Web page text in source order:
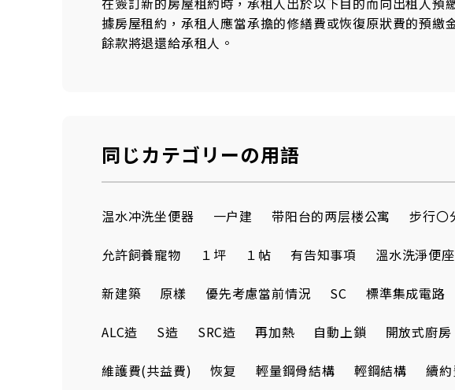
據房屋租約，承租人應當承擔的修繕費或恢復原狀費的預
餘款將退還給承租人。
同じカテゴリーの用語
温水冲洗坐便器 一户建 带阳台的两层楼公寓 步行〇
允許飼養寵物 １坪 １帖 有告知事項 溫水洗淨便座
新建築 原樣 優先考慮當前情況 SC 標準集成電路
ALC造 S造 SRC造 再加熱 自動上鎖 開放式廚房
維護費(共益費) 恢复 輕量鋼骨結構 輕鋼結構 續